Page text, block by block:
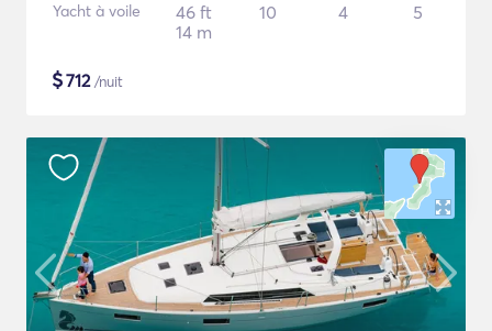
Yacht à voile
46 ft
14 m
10 4 5
$712/nuit